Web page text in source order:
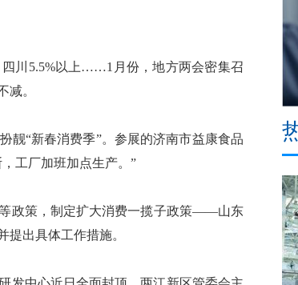
川5.5%以上……1月份，地方两会密集召
减。
“新春消费季”。参展的济南市益康食品
工厂加班加点生产。”
政策，制定扩大消费一揽子政策——山东
出具体工作措施。